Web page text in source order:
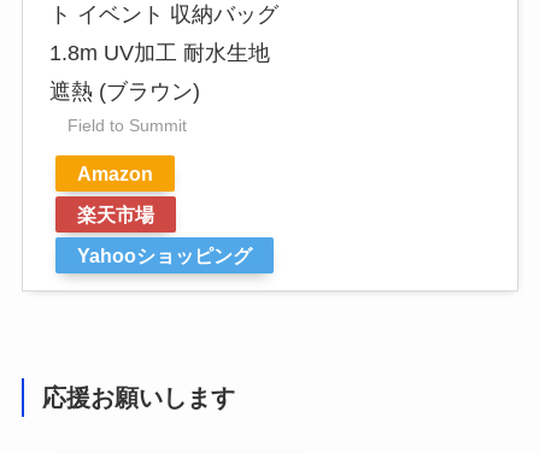
ト イベント 収納バッグ
1.8m UV加工 耐水生地
遮熱 (ブラウン)
Field to Summit
Amazon
楽天市場
Yahooショッピング
応援お願いします